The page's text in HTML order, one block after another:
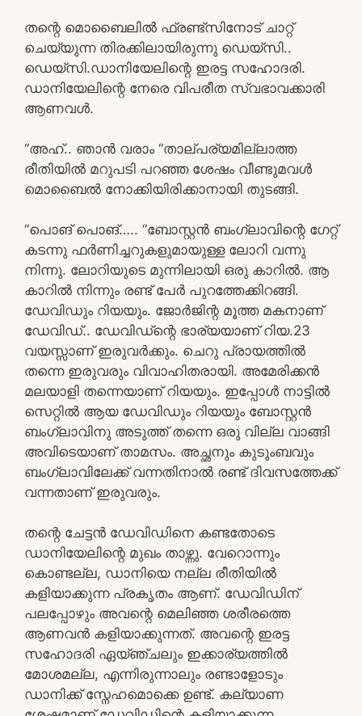
തന്റെ മൊബൈലിൽ ഫ്രണ്ട്സിനോട് ചാറ്റ്
ചെയ്യുന്ന തിരക്കിലായിരുന്നു ഡെയ്സി..
ഡെയ്സി.ഡാനിയേലിന്റെ ഇരട്ട സഹോദരി.
ഡാനിയേലിന്റെ നേരെ വിപരീത സ്വഭാവക്കാരി
ആണവൾ.
“അഹ്.. ഞാൻ വരാം “താല്പര്യമില്ലാത്ത
രീതിയിൽ മറുപടി പറഞ്ഞ ശേഷം വീണ്ടുമവൾ
മൊബൈൽ നോക്കിയിരിക്കാനായി തുടങ്ങി.
“പൊങ് പൊങ്….. “ബോസ്റ്റൻ ബംഗ്ലാവിന്റെ ഗേറ്റ്
കടന്നു ഫർണിച്ചറുകളുമായുള്ള ലോറി വന്നു
നിന്നു. ലോറിയുടെ മുന്നിലായി ഒരു കാറിൽ. ആ
കാറിൽ നിന്നും രണ്ട് പേർ പുറത്തേക്കിറങ്ങി.
ഡേവിഡും റിയയും. ജോർജിന്റ മൂത്ത മകനാണ്
ഡേവിഡ്.. ഡേവിഡ്ന്റെ ഭാര്യയാണ് റിയ.23
വയസ്സാണ് ഇരുവർക്കും. ചെറു പ്രായത്തിൽ
തന്നെ ഇരുവരും വിവാഹിതരായി. അമേരിക്കൻ
മലയാളി തന്നെയാണ് റിയയും. ഇപ്പോൾ നാട്ടിൽ
സെറ്റിൽ ആയ ഡേവിഡും റിയയും ബോസ്റ്റൻ
ബംഗ്ലാവിനു അടുത്ത് തന്നെ ഒരു വില്ല വാങ്ങി
അവിടെയാണ് താമസം. അച്ഛനും കുടുംബവും
ബംഗ്ലാവിലേക്ക് വന്നതിനാൽ രണ്ട് ദിവസത്തേക്ക്
വന്നതാണ് ഇരുവരും.
തന്റെ ചേട്ടൻ ഡേവിഡിനെ കണ്ടതോടെ
ഡാനിയേലിന്റെ മുഖം താഴ്ന്നു. വേറൊന്നും
കൊണ്ടല്ല, ഡാനിയെ നല്ല രീതിയിൽ
കളിയാക്കുന്ന പ്രകൃതം ആണ്. ഡേവിഡിന്
പലപ്പോഴും അവന്റെ മെലിഞ്ഞ ശരീരത്തെ
ആണവൻ കളിയാക്കുന്നത്. അവന്റെ ഇരട്ട
സഹോദരി ഏയ്ഞ്ചലും ഇക്കാര്യത്തിൽ
മോശമല്ല, എന്നിരുന്നാലും രണ്ടാളോടും
ഡാനിക്ക് സ്നേഹമൊക്കെ ഉണ്ട്. കല്യാണ